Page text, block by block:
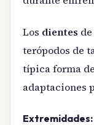
Los dientes
terópodos de
típica forma
adaptaciones